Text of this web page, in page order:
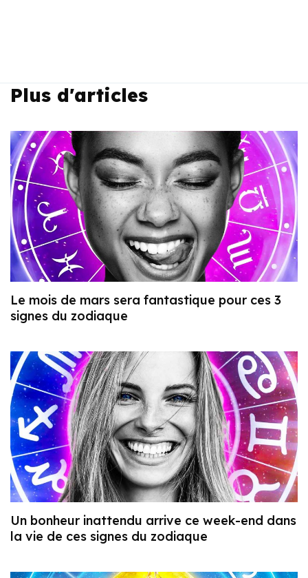
Plus d'articles
Le mois de mars sera fantastique pour ces 3
signes du zodiaque
Un bonheur inattendu arrive ce week-end dans
la vie de ces signes du zodiaque